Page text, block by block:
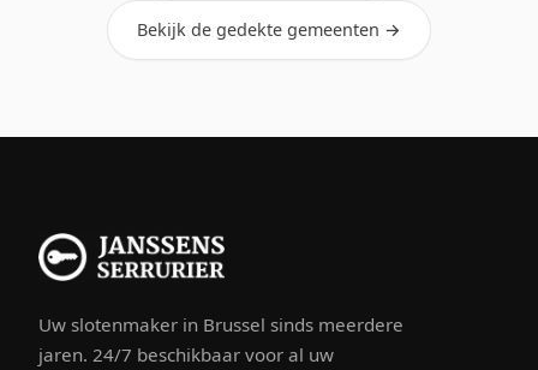
Bekijk de gedekte gemeenten →
Uw slotenmaker in Brussel sinds meerdere
jaren. 24/7 beschikbaar voor al uw